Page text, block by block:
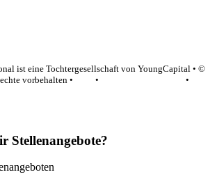
ist eine Tochtergesellschaft von YoungCapital • ©
vorbehalten •
•
•
Stellenangebote?